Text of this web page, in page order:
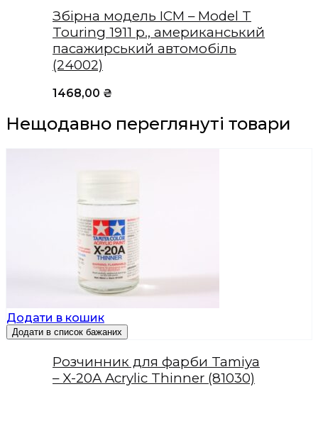
Збірна модель ICM – Model T
Touring 1911 р., американський
пасажирський автомобіль
(24002)
1468,00 ₴
Нещодавно переглянуті товари
Додати в кошик
Додати в список бажаних
Розчинник для фарби Tamiya
– X-20A Acrylic Thinner (81030)